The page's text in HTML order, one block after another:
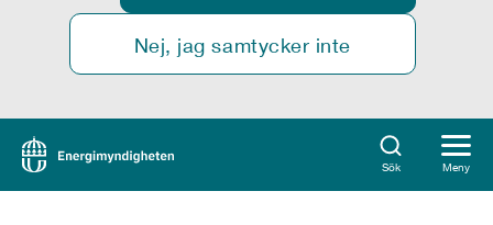
Nej, jag samtycker inte
Sök Meny